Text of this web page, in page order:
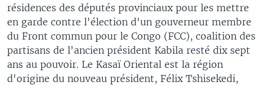
résidences des députés provinciaux pour les mettre
en garde contre l'élection d'un gouverneur membre
du Front commun pour le Congo (FCC), coalition des
partisans de l'ancien président Kabila resté dix sept
ans au pouvoir. Le Kasaï Oriental est la région
d'origine du nouveau président, Félix Tshisekedi,